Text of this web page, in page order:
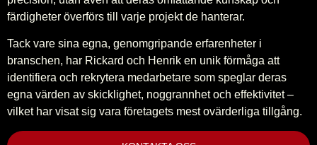
färdigheter överförs till varje projekt de hanterar.
Tack vare sina egna, genomgripande erfarenheter i
branschen, har Rickard och Henrik en unik förmåga att
identifiera och rekrytera medarbetare som speglar deras
egna värden av skicklighet, noggrannhet och effektivitet –
vilket har visat sig vara företagets mest ovärderliga tillgång.